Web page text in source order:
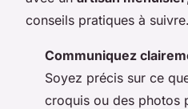
conseils pratiques à suivre.
Communiquez
Soyez précis sur ce
croquis ou des photos